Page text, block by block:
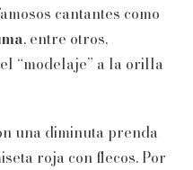
cantantes como
, entre otros,
“modelaje” a la orilla
una diminuta prenda
roja con flecos. Por